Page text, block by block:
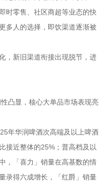
时零售、社区商超等业态的快
多人的选择，即饮渠道逐渐被
，新旧渠道衔接出现脱节，进
凸显，核心大单品市场表现亮
年华润啤酒次高端及以上啤酒
接近整体的25%；普高档及以
，「喜力」销量在高基数的情
录得六成增长，「红爵」销量